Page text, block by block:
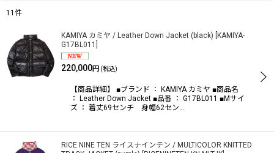
表示数
在庫あり
絞り込む
11 件
KAMIYA カミヤ / Leather Down Jacket (black)
KAMIYA-
G17BL011
220,000円 (税込)
【商品詳細】 ■ブランド ： KAMIYA カミヤ ■商品名
： Leather Down Jacket ■品番 ： G17BL011 ■Mサイ
ズ ： 着丈69センチ 身幅62セン…
RICE NINE TEN ライスナインテン / MULTICOLOR KNITTED